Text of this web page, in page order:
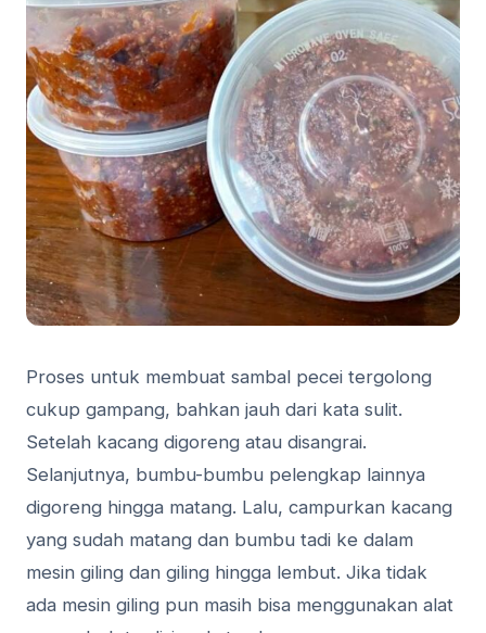
Proses untuk membuat sambal pecei tergolong
cukup gampang, bahkan jauh dari kata sulit.
Setelah kacang digoreng atau disangrai.
Selanjutnya, bumbu-bumbu pelengkap lainnya
digoreng hingga matang. Lalu, campurkan kacang
yang sudah matang dan bumbu tadi ke dalam
mesin giling dan giling hingga lembut. Jika tidak
ada mesin giling pun masih bisa menggunakan alat